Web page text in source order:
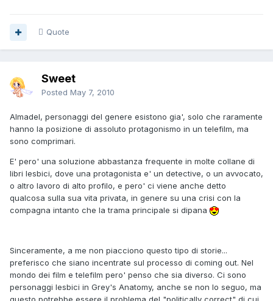
Quote
Sweet
Posted May 7, 2010
Almadel, personaggi del genere esistono gia', solo che raramente
hanno la posizione di assoluto protagonismo in un telefilm, ma
sono comprimari.
E' pero' una soluzione abbastanza frequente in molte collane di
libri lesbici, dove una protagonista e' un detective, o un avvocato,
o altro lavoro di alto profilo, e pero' ci viene anche detto
qualcosa sulla sua vita privata, in genere su una crisi con la
compagna intanto che la trama principale si dipana
Sinceramente, a me non piacciono questo tipo di storie...
preferisco che siano incentrate sul processo di coming out. Nel
mondo dei film e telefilm pero' penso che sia diverso. Ci sono
personaggi lesbici in Grey's Anatomy, anche se non lo seguo, ma